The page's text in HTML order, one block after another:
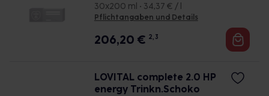
30x200 ml • 34,37 € / l
Pflichtangaben und Details
206,20 € 2, 3
LOVITAL complete 2.0 HP
energy Trinkn.Schoko